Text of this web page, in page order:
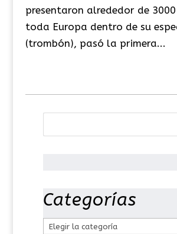
presentaron alrededor de 3000
toda Europa dentro de su
(trombón), pasó la primera...
Categorías